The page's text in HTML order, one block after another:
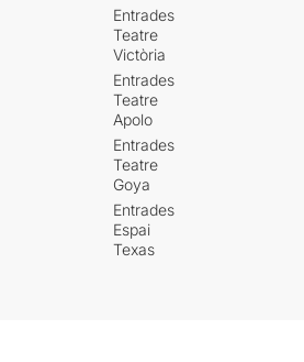
Entrades
Teatre
Victòria
Entrades
Teatre
Apolo
Entrades
Teatre
Goya
Entrades
Espai
Texas